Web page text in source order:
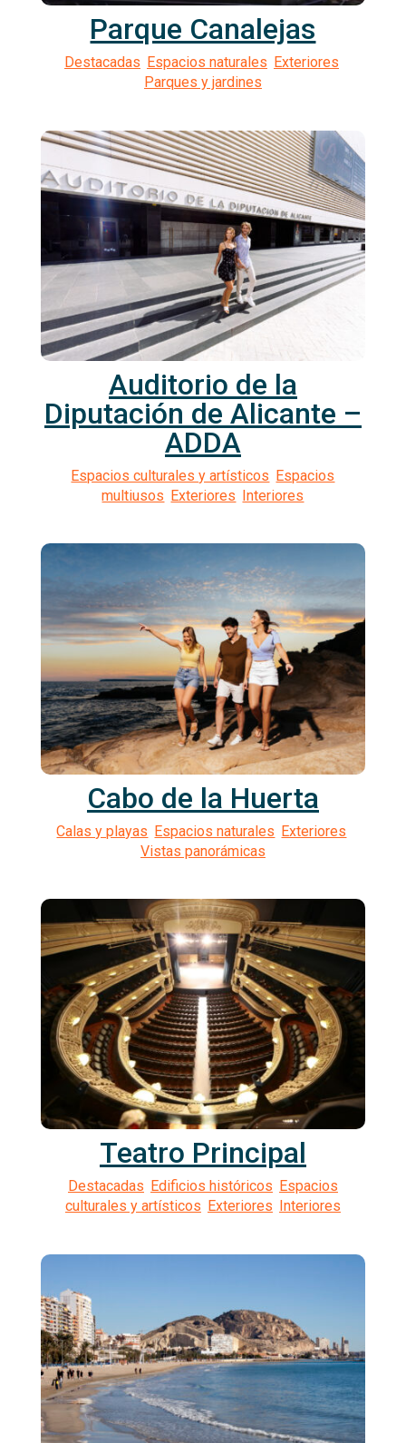
Parque Canalejas
Auditorio de la
Diputación de Alicante –
ADDA
Cabo de la Huerta
Teatro Principal